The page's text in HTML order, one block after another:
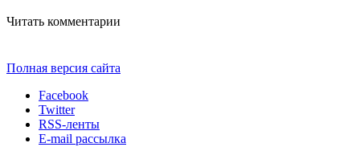
Читать комментарии
Полная версия сайта
Facebook
Twitter
RSS-ленты
E-mail рассылка